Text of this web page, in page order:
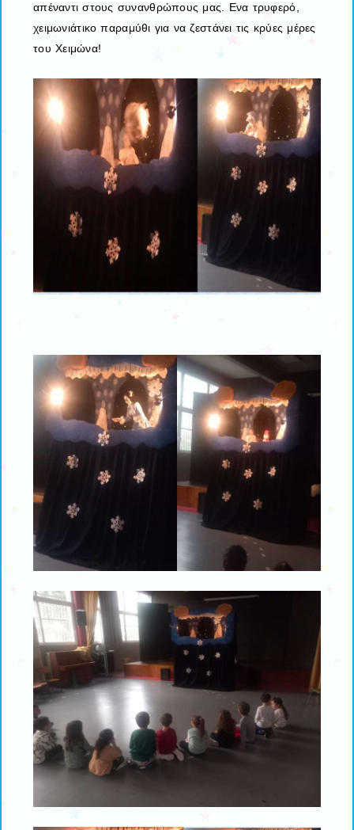
απέναντι στους συνανθρώπους μας. Ενα τρυφερό,
χειμωνιάτικο παραμύθι για να ζεστάνει τις κρύες μέρες
του Χειμώνα!